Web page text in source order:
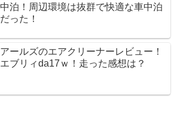
中泊！周辺環境は抜群で快適な車中泊
だった！
アールズのエアクリーナーレビュー！
エブリィda17ｗ！走った感想は？